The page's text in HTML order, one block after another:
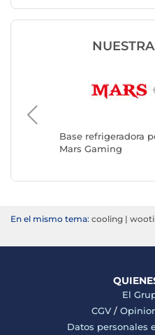
Base refrigeradora
Mars Gaming
En el mismo tema: cooling |
El
CGV/
Datos personales